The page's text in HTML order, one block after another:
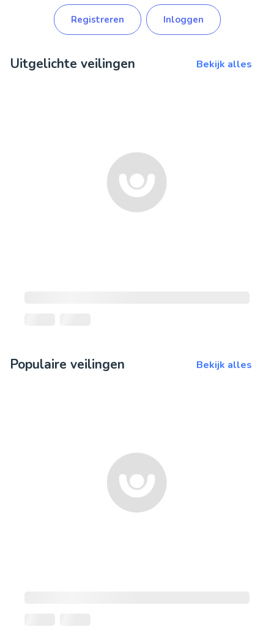
Registreren Inloggen
Uitgelichte veilingen Bekijk alles
Populaire veilingen Bekijk alles